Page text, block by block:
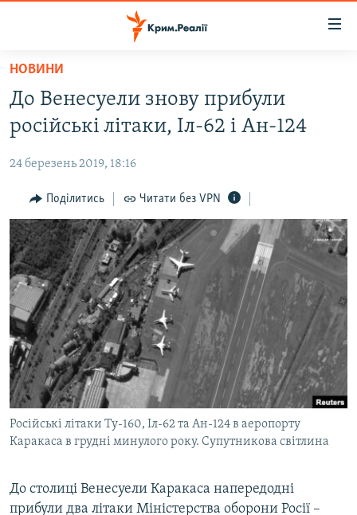
Перейти
основного
матеріалу
Перейти
до
навігації
Перейти
до
пошуку
ВОДА.КРИМ
ВІДЕО ТА ФОТО
ПОЛІТИКА
БЛОГИ
ПОГЛЯД
ІНТЕРВ'Ю
ВСЕ ЗА ДЕНЬ
СПЕЦПРОЕКТИ
ДЕПОРТАЦІЯ
ВІДЕОУРОКИ «ELIFBE»
СВІДЧЕННЯ ОКУПАЦІЇ
УКРАЇНСЬКА ПРОБЛЕМА КРИМУ
ЯК ОБІЙТИ БЛОКУВАННЯ
Русский
Qırımtatar
НОВИНИ
До Венесуели знову прибули
російські літаки, Іл-62 і Ан-124
24 березень 2019, 18:16
Поділитись Читати без VPN
Російські літаки Ту-160, Іл-62 та Ан-124 в аеропорту
Каракаса в грудні минулого року. Супутникова світлина
До столиці Венесуели Каракаса напередодні
прибули два літаки Міністерства оборони Росії –